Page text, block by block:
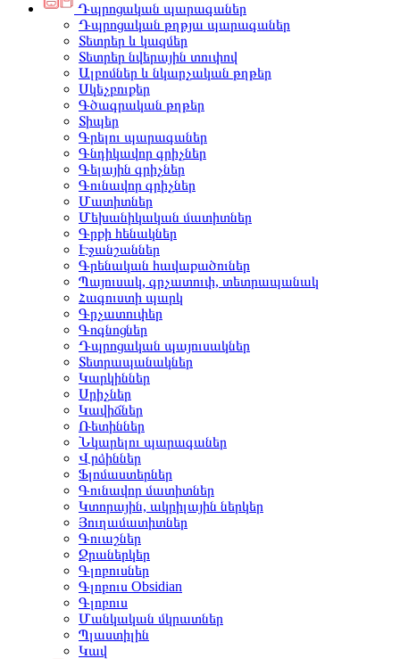
Դպրոցական պարագաներ
Դպրոցական թղթյա պարագաներ
Տետրեր և կազմեր
Տետրեր նվերային տուփով
Ալբոմներ և նկարչական թղթեր
Սկեչբուքեր
Գծագրական թղթեր
Տիպեր
Գրելու պարագաներ
Գնդիկավոր գրիչներ
Գելային գրիչներ
Գունավոր գրիչներ
Մատիտներ
Մեխանիկական մատիտներ
Գրքի հենակներ
Էջանշաններ
Գրենական հավաքածուներ
Պայուսակ, գրչատուփ, տետրապանակ
Հագուստի պարկ
Գրչատուփեր
Գոգնոցներ
Դպրոցական պայուսակներ
Տետրապանակներ
Կարկիններ
Սրիչներ
Կավիճներ
Ռետիններ
Նկարելու պարագաներ
Վրձիններ
Ֆլոմաստերներ
Գունավոր մատիտներ
Կտորային, ակրիլային ներկեր
Յուղամատիտներ
Գուաշներ
Ջրաներկեր
Գլոբուսներ
Գլոբուս Obsidian
Գլոբուս
Մանկական մկրատներ
Պլաստիլին
Կավ